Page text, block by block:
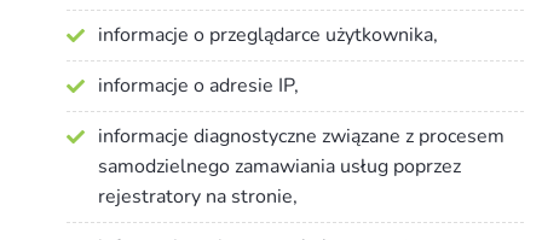
informacje o przeglądarce użytkownika,
informacje o adresie IP,
informacje diagnostyczne związane z procesem
samodzielnego zamawiania usług poprzez
rejestratory na stronie,